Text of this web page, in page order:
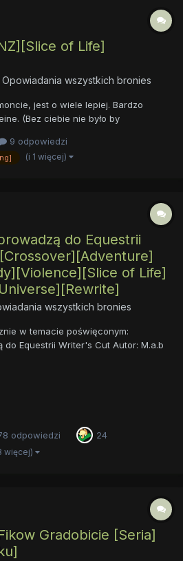
of Life]
Opowiadania wszystkich bronies
jest o wiele lepiej. Bardzo
(Bez ciebie nie było by
10 Legendary: 1/50
9 odpowiedzi
(i 1 więcej)
do Equestrii
of Life]
wszystkich bronies
w temacie poświęconym:
do Equestrii Writer's Cut Autor: M.a.b
gniota? Coś się zmieniło? Jeśli
odpowiedzi 24
więcej)
Gradobicie [Seria]